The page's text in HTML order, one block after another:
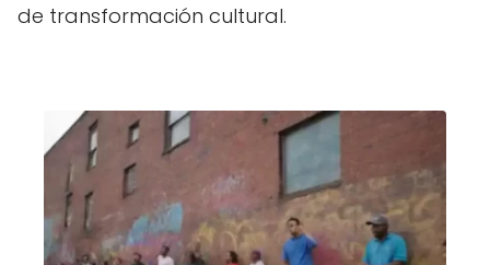
de transformación cultural.